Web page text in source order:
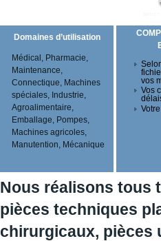
Domaines d’utilisation
Médical, Pharmacie,
Maintenance,
Connectique, Machines
spéciales, Industrie,
Agroalimentaire,
Emballage, Pompes,
Machines agricoles,
Manutention, Mécanique
vos
Vos
Nous réalisons tous
pièces techniques
chirurgicaux, pièces